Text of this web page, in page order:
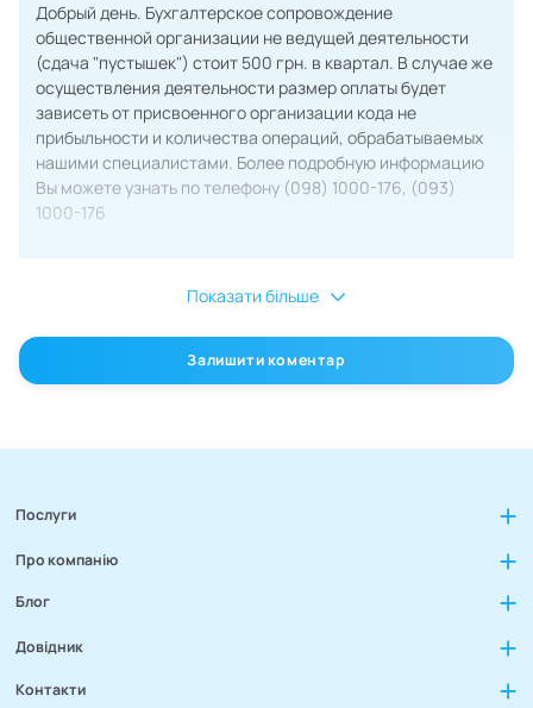
Добрый день. Бухгалтерское сопровождение
общественной организации не ведущей деятельности
(сдача "пустышек") стоит 500 грн. в квартал. В случае же
осуществления деятельности размер оплаты будет
зависеть от присвоенного организации кода не
прибыльности и количества операций, обрабатываемых
нашими специалистами. Более подробную информацию
Вы можете узнать по телефону (098) 1000-176, (093)
1000-176
Показати більше
Залишити коментар
Послуги
Про компанію
Блог
Довідник
Контакти